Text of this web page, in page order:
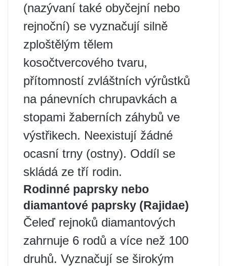
(nazývaní také obyčejní nebo
rejnoční) se vyznačují silně
zploštělým tělem
kosočtvercového tvaru,
přítomností zvláštních výrůstků
na pánevních chrupavkách a
stopami žaberních záhybů ve
výstřikech. Neexistují žádné
ocasní trny (ostny). Oddíl se
skládá ze tří rodin.
Rodinné paprsky nebo
diamantové paprsky (Rajidae)
Čeleď rejnoků diamantových
zahrnuje 6 rodů a více než 100
druhů. Vyznačují se širokým